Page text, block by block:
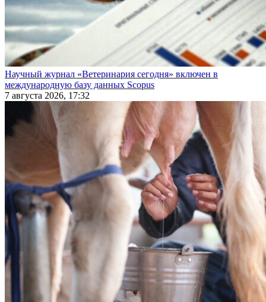
Научный журнал «Ветеринария сегодня» включен в
международную базу данных Scopus
7 августа 2026, 17:32